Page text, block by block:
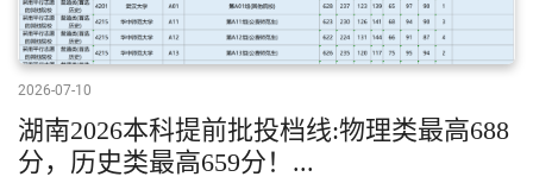
2026-07-10
湖南2026本科提前批投档线:物理类最高688
分，历史类最高659分！...